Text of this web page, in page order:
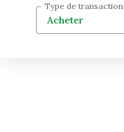
Acheter
Type de transaction